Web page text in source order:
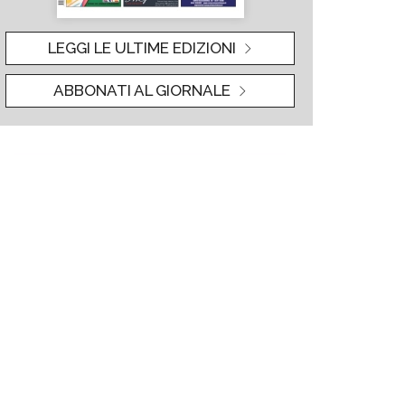
LEGGI LE ULTIME EDIZIONI
ABBONATI AL GIORNALE